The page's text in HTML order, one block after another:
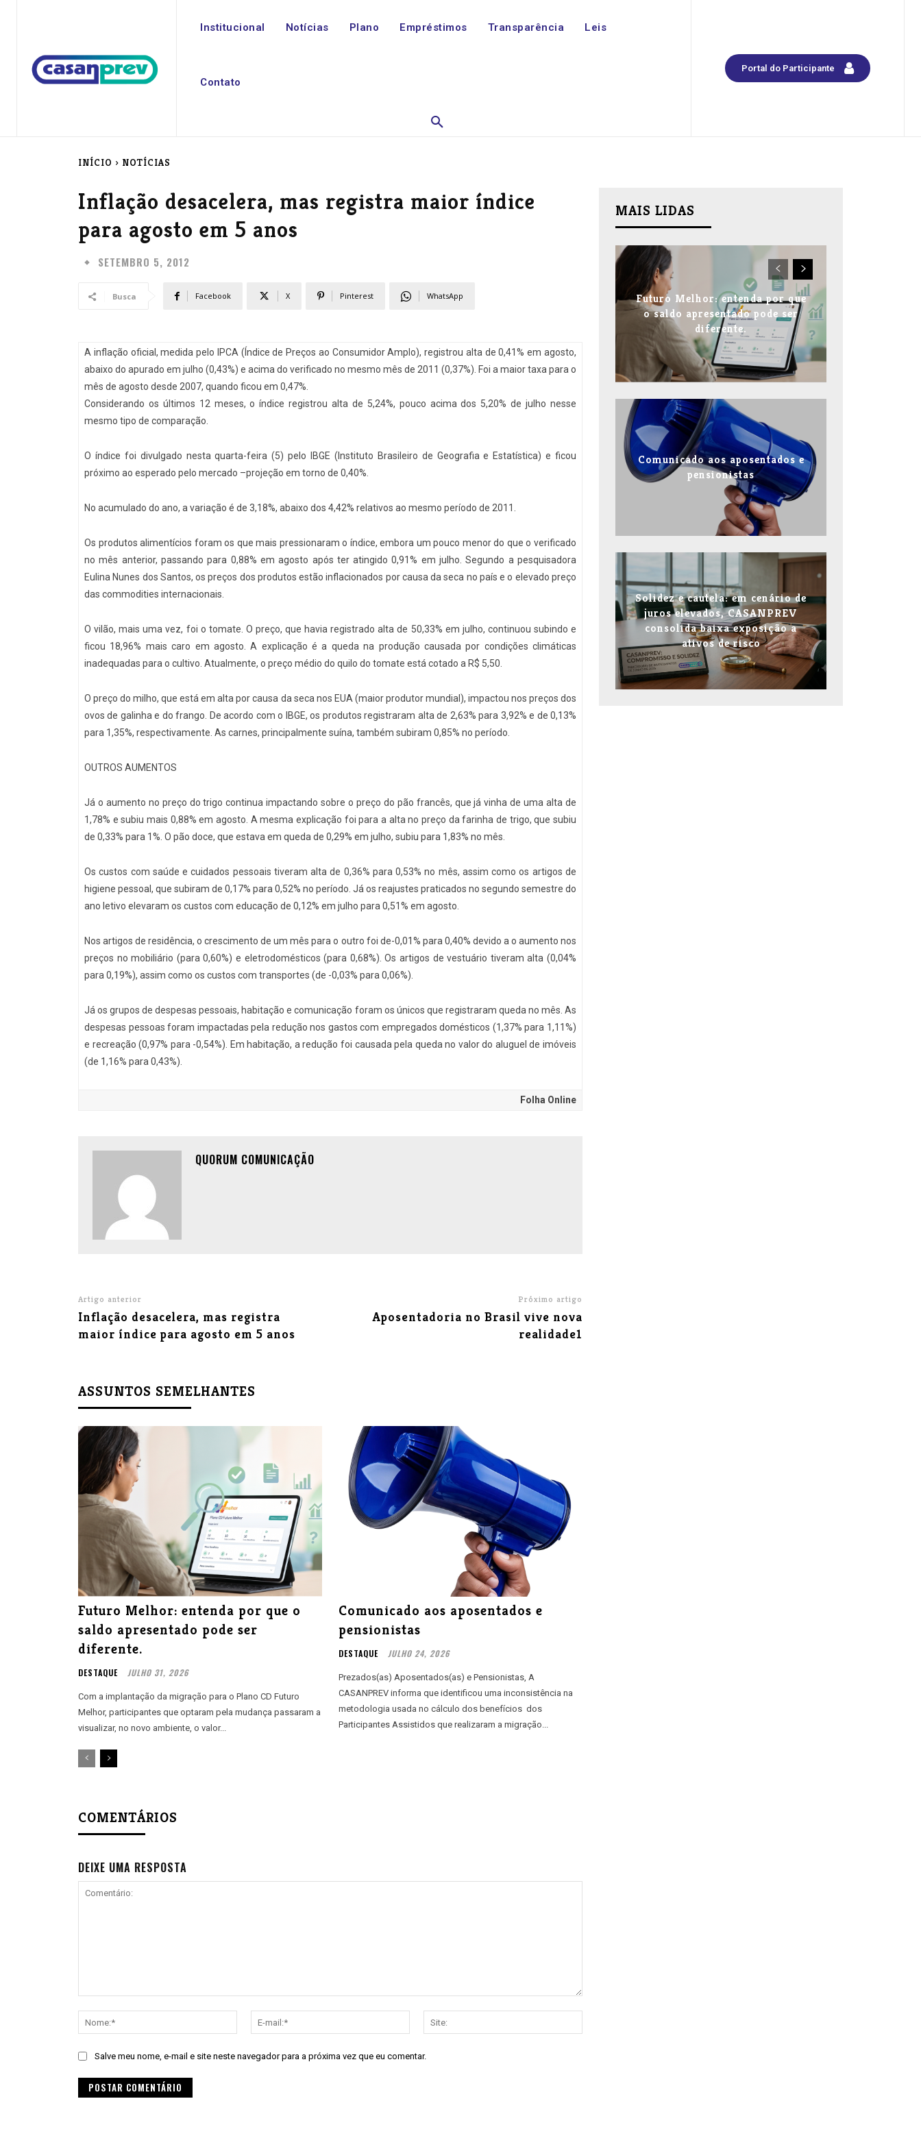
Institucional Notícias Plano Empréstimos Transparência Leis
Contato
Portal do Participante
INÍCIO NOTÍCIAS
Inflação desacelera, mas registra maior índice
para agosto em 5 anos
SETEMBRO 5, 2012
Busca Facebook X Pinterest WhatsApp
A inflação oficial, medida pelo IPCA (Índice de Preços ao Consumidor Amplo), registrou alta de 0,41% em agosto,
abaixo do apurado em julho (0,43%) e acima do verificado no mesmo mês de 2011 (0,37%). Foi a maior taxa para o
mês de agosto desde 2007, quando ficou em 0,47%.
Considerando os últimos 12 meses, o índice registrou alta de 5,24%, pouco acima dos 5,20% de julho nesse
mesmo tipo de comparação.
O índice foi divulgado nesta quarta-feira (5) pelo IBGE (Instituto Brasileiro de Geografia e Estatística) e ficou
próximo ao esperado pelo mercado –projeção em torno de 0,40%.
No acumulado do ano, a variação é de 3,18%, abaixo dos 4,42% relativos ao mesmo período de 2011.
Os produtos alimentícios foram os que mais pressionaram o índice, embora um pouco menor do que o verificado
no mês anterior, passando para 0,88% em agosto após ter atingido 0,91% em julho. Segundo a pesquisadora
Eulina Nunes dos Santos, os preços dos produtos estão inflacionados por causa da seca no país e o elevado preço
das commodities internacionais.
O vilão, mais uma vez, foi o tomate. O preço, que havia registrado alta de 50,33% em julho, continuou subindo e
ficou 18,96% mais caro em agosto. A explicação é a queda na produção causada por condições climáticas
inadequadas para o cultivo. Atualmente, o preço médio do quilo do tomate está cotado a R$ 5,50.
O preço do milho, que está em alta por causa da seca nos EUA (maior produtor mundial), impactou nos preços dos
ovos de galinha e do frango. De acordo com o IBGE, os produtos registraram alta de 2,63% para 3,92% e de 0,13%
para 1,35%, respectivamente. As carnes, principalmente suína, também subiram 0,85% no período.
OUTROS AUMENTOS
Já o aumento no preço do trigo continua impactando sobre o preço do pão francês, que já vinha de uma alta de
1,78% e subiu mais 0,88% em agosto. A mesma explicação foi para a alta no preço da farinha de trigo, que subiu
de 0,33% para 1%. O pão doce, que estava em queda de 0,29% em julho, subiu para 1,83% no mês.
Os custos com saúde e cuidados pessoais tiveram alta de 0,36% para 0,53% no mês, assim como os artigos de
higiene pessoal, que subiram de 0,17% para 0,52% no período. Já os reajustes praticados no segundo semestre do
ano letivo elevaram os custos com educação de 0,12% em julho para 0,51% em agosto.
Nos artigos de residência, o crescimento de um mês para o outro foi de-0,01% para 0,40% devido a o aumento nos
preços no mobiliário (para 0,60%) e eletrodomésticos (para 0,68%). Os artigos de vestuário tiveram alta (0,04%
para 0,19%), assim como os custos com transportes (de -0,03% para 0,06%).
Já os grupos de despesas pessoais, habitação e comunicação foram os únicos que registraram queda no mês. As
despesas pessoas foram impactadas pela redução nos gastos com empregados domésticos (1,37% para 1,11%)
e recreação (0,97% para -0,54%). Em habitação, a redução foi causada pela queda no valor do aluguel de imóveis
(de 1,16% para 0,43%).
Folha Online
QUORUM COMUNICAÇÃO
Artigo anterior
Inflação desacelera, mas registra
maior índice para agosto em 5 anos
Próximo artigo
Aposentadoria no Brasil vive nova
realidade1
ASSUNTOS SEMELHANTES
Futuro Melhor: entenda por que o
saldo apresentado pode ser
diferente.
DESTAQUE JULHO 31, 2026
Com a implantação da migração para o Plano CD Futuro
Melhor, participantes que optaram pela mudança passaram a
visualizar, no novo ambiente, o valor...
Comunicado aos aposentados e
pensionistas
DESTAQUE JULHO 24, 2026
Prezados(as) Aposentados(as) e Pensionistas, A
CASANPREV informa que identificou uma inconsistência na
metodologia usada no cálculo dos benefícios dos
Participantes Assistidos que realizaram a migração...
COMENTÁRIOS
DEIXE UMA RESPOSTA
Nome:*
mail:*
Salve meu nome, e-mail e site neste navegador para a próxima vez que eu comentar.
MAIS LIDAS
Futuro Melhor: entenda por que
o saldo apresentado pode ser
diferente.
Comunicado aos aposentados e
pensionistas
Solidez e cautela: em cenário de
juros elevados, CASANPREV
consolida baixa exposição a
ativos de risco